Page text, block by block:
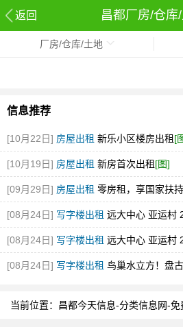
返回 昌都厂房/仓库
厂房/仓库/土地
信息推荐
[10月22日] 房屋出租 新乐小区楼房出租 [
[10月19日] 房屋出租 新房首次出租 [图]
[09月29日] 房屋出租 零房租，享国家扶
[08月24日] 写字楼出租 远大中心 亚运村
面采光[图]
[08月24日] 写字楼出租 远大中心 亚运村
面采光[图]
[08月24日] 写字楼出租 鸟巢水立方！盘
当前位置： 昌都今天信息-分类信息网-